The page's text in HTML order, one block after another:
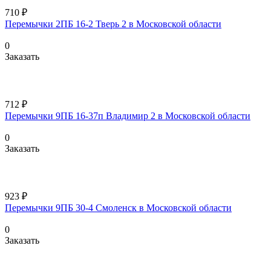
710 ₽
Перемычки 2ПБ 16-2 Тверь 2 в Московской области
0
Заказать
712 ₽
Перемычки 9ПБ 16-37п Владимир 2 в Московской области
0
Заказать
923 ₽
Перемычки 9ПБ 30-4 Смоленск в Московской области
0
Заказать